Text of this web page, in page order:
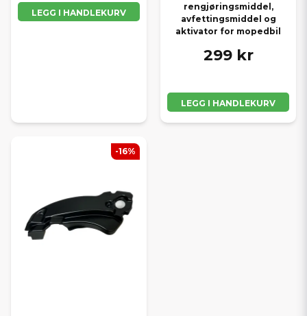
LEGG I HANDLEKURV
rengjøringsmiddel,
avfettingsmiddel og
aktivator for mopedbil
299 kr
LEGG I HANDLEKURV
-16%